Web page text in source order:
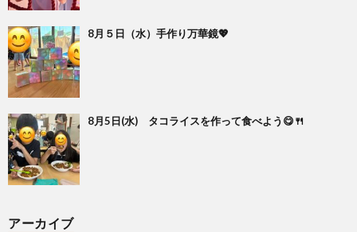
8月５日（水）手作り万華鏡💖
8月5日(水) タコライスを作って食べよう😋🍴
アーカイブ